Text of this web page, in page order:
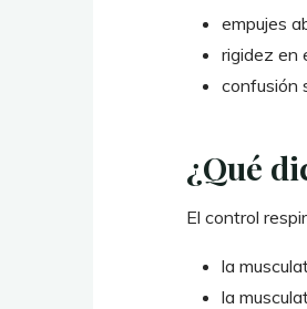
empujes
rigidez en
confusión
¿Qué
El control
la
la